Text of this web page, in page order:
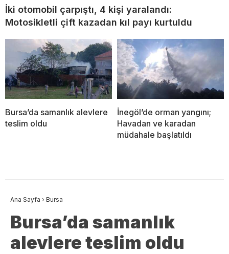
İki otomobil çarpıştı, 4 kişi yaralandı:
Motosikletli çift kazadan kıl payı kurtuldu
Bursa’da samanlık alevlere
teslim oldu
İnegöl’de orman yangını;
Havadan ve karadan
müdahale başlatıldı
Ana Sayfa › Bursa
Bursa’da samanlık
alevlere teslim oldu